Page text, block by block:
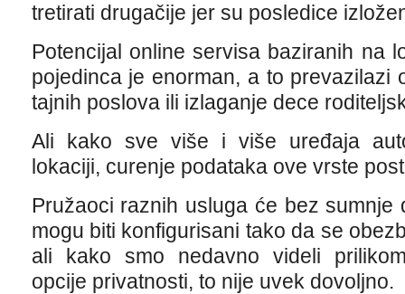
tretirati drugačije jer su posledice
Potencijal online servisa baziranih na
pojedinca je enorman, a to prevazilazi
tajnih poslova ili izlaganje dece
Ali kako sve više i više uređaja
lokaciji, curenje podataka ove vrste
Pružaoci raznih usluga će bez sumnje
mogu biti konfigurisani tako da se
ali kako smo nedavno videli
opcije privatnosti, to nije uvek dovoljno.